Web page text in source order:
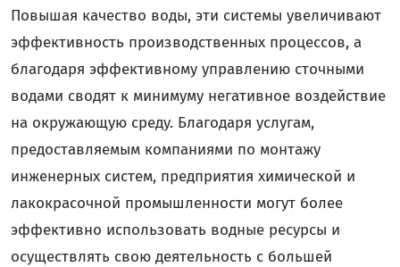
Повышая качество воды, эти системы увеличивают
эффективность производственных процессов, а
благодаря эффективному управлению сточными
водами сводят к минимуму негативное воздействие
на окружающую среду. Благодаря услугам,
предоставляемым компаниями по монтажу
инженерных систем, предприятия химической и
лакокрасочной промышленности могут более
эффективно использовать водные ресурсы и
осуществлять свою деятельность с большей